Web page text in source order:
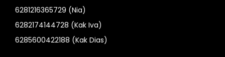
6281216365729 (Nia)
6282174144728 (Kak Iva)
6285600422188 (Kak Dias)